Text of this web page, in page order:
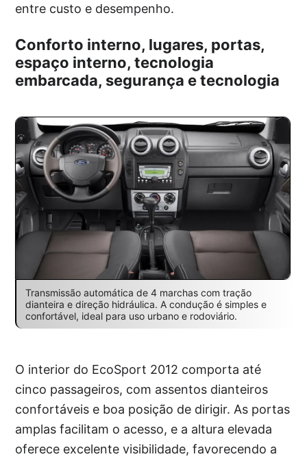
entre custo e desempenho.
Conforto interno, lugares, portas,
espaço interno, tecnologia
embarcada, segurança e tecnologia
Transmissão automática de 4 marchas com tração
dianteira e direção hidráulica. A condução é simples e
confortável, ideal para uso urbano e rodoviário.
O interior do EcoSport 2012 comporta até
cinco passageiros, com assentos dianteiros
confortáveis e boa posição de dirigir. As portas
amplas facilitam o acesso, e a altura elevada
oferece excelente visibilidade, favorecendo a